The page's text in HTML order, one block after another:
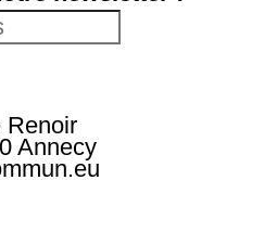
Renoir
Annecy